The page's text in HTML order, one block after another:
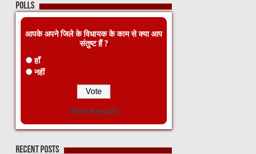
Polls
आपके अपने जिले के विधायक के काम से क्या आप
संतुष्ट हैं ?
हाँ
नहीं
View Results
Recent Posts